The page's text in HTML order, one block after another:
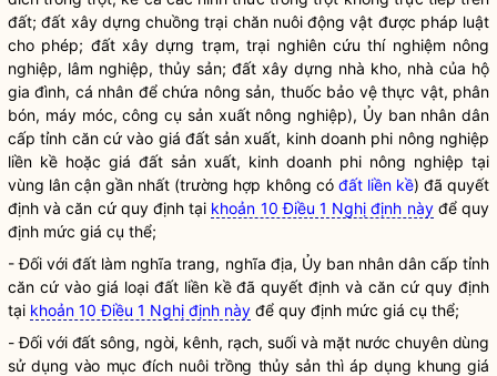
đất; đất xây dựng chuồng trại chăn nuôi động vật được pháp luật
cho phép; đất xây dựng trạm, trại nghiên cứu thí nghiệm nông
nghiệp, lâm nghiệp, thủy sản; đất xây dựng nhà kho, nhà của hộ
gia đình, cá nhân để chứa nông sản, thuốc bảo vệ thực vật, phân
bón, máy móc, công cụ sản xuất nông nghiệp), Ủy ban nhân dân
cấp tỉnh căn cứ vào giá đất sản xuất, kinh doanh phi nông nghiệp
liền kề hoặc giá đất sản xuất, kinh doanh phi nông nghiệp tại
vùng lân cận gần nhất (trường hợp không có đất liền kề) đã quyết
định và căn cứ quy định tại khoản 10 Điều 1 Nghị định nàyđể quy
định mức giá cụ thể;
- Đối với đất làm nghĩa trang, nghĩa địa, Ủy ban nhân dân cấp tỉnh
căn cứ vào giá loại đất liền kề đã quyết định và căn cứ quy định
tại khoản 10 Điều 1 Nghị định này để quy định mức giá cụ thể;
- Đối với đất sông, ngòi, kênh, rạch, suối và mặt nước chuyên dùng
sử dụng vào mục đích nuôi trồng thủy sản thì áp dụng khung giá